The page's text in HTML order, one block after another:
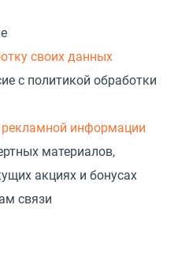
своих данных
с политикой обработки
рекламной информации
материалов,
акциях и бонусах
связи